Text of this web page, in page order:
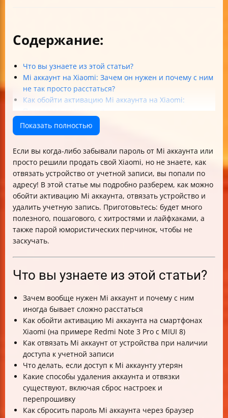
Содержание:
Что вы узнаете из этой статьи?
Mi аккаунт на Xiaomi: Зачем он нужен и почему с ним
не так просто расстаться?
Как обойти активацию Mi аккаунта на Xiaomi:
Пошаговая инструкция
Таблица сравнений основных методов обхода и
отвязки Mi аккаунта
Что делать, если доступа к Mi аккаунту нет?
Перепрошивка Xiaomi для удаления Mi аккаунта
Сброс пароля Mi аккаунта через браузер
Удаление аккаунта Google на Xiaomi
FAQ — часто задаваемые вопросы
Чек-лист по обходу и удалению Mi аккаунта
Итог
Показать полностью
Если вы когда-либо забывали пароль от Mi аккаунта или
просто решили продать свой Xiaomi, но не знаете, как
отвязать устройство от учетной записи, вы попали по
адресу! В этой статье мы подробно разберем, как можно
обойти активацию Mi аккаунта, отвязать устройство и
удалить учетную запись. Приготовьтесь: будет много
полезного, пошагового, с хитростями и лайфхаками, а
также парой юмористических перчинок, чтобы не
заскучать.
Что вы узнаете из этой статьи?
Зачем вообще нужен Mi аккаунт и почему с ним
иногда бывает сложно расстаться
Как обойти активацию Mi аккаунта на смартфонах
Xiaomi (на примере Redmi Note 3 Pro с MIUI 8)
Как отвязать Mi аккаунт от устройства при наличии
доступа к учетной записи
Что делать, если доступ к Mi аккаунту утерян
Какие способы удаления аккаунта и отвязки
существуют, включая сброс настроек и
перепрошивку
Как сбросить пароль Mi аккаунта через браузер